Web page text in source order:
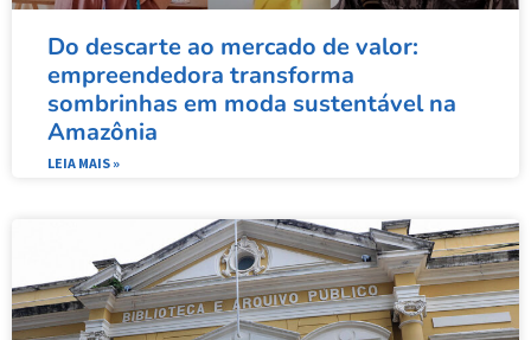
Do descarte ao mercado de valor:
empreendedora transforma
sombrinhas em moda sustentável na
Amazônia​
LEIA MAIS »